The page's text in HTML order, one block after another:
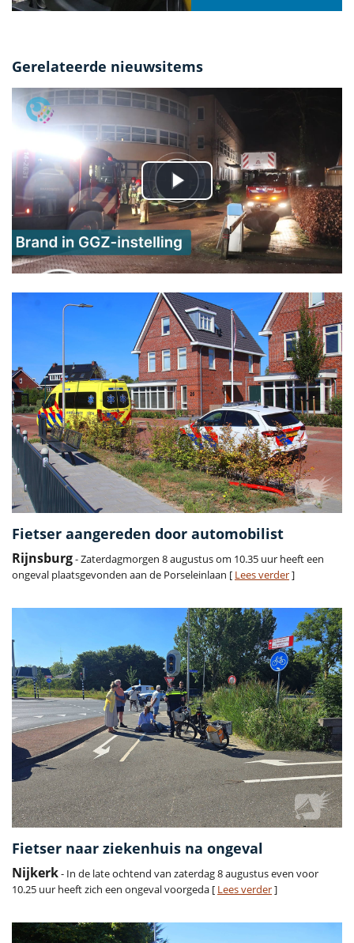
Gerelateerde nieuwsitems
Fietser aangereden door automobilist
Rijnsburg- Zaterdagmorgen 8 augustus om 10.35 uur heeft een
ongeval plaatsgevonden aan de Porseleinlaan [ Lees verder]
Fietser naar ziekenhuis na ongeval
Nijkerk- In de late ochtend van zaterdag 8 augustus even voor
10.25 uur heeft zich een ongeval voorgeda [ Lees verder]